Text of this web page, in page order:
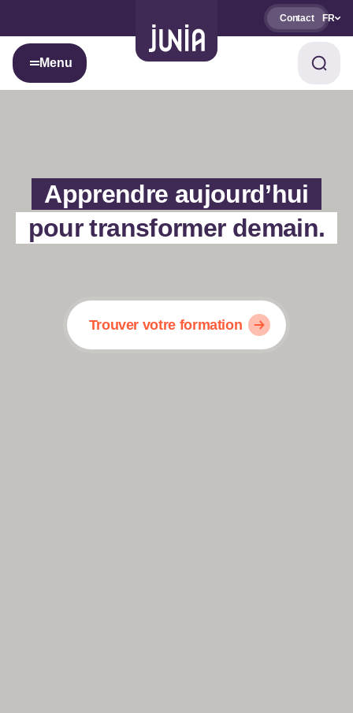
Contact FR
Menu
Apprendre aujourd’hui
pour transformer demain.
Trouver votre formation